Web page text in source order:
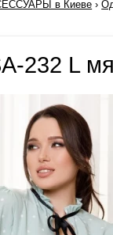
в Киеве ›
232 L